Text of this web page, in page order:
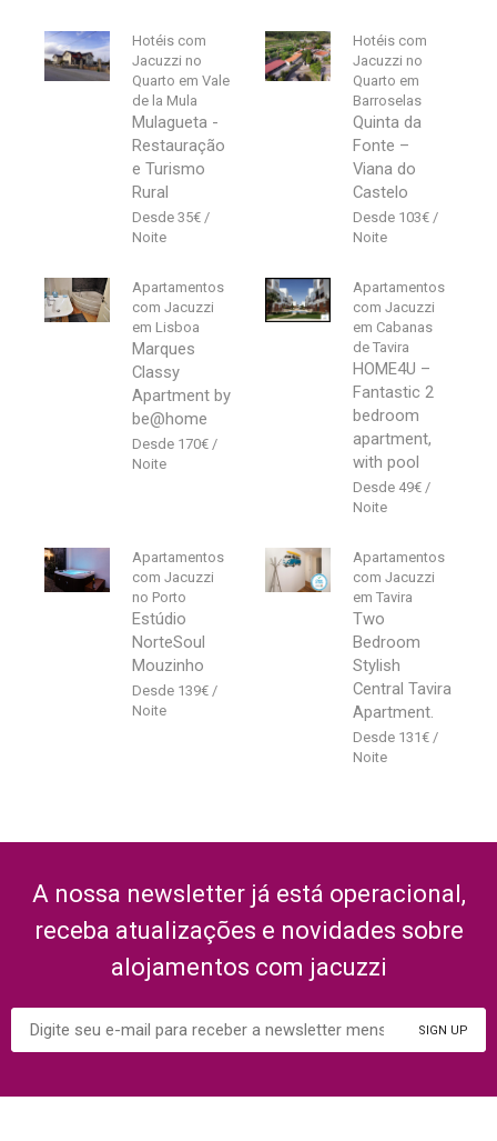
Hotéis com
Jacuzzi no
Quarto em Vale
de la Mula
Mulagueta -
Restauração
e Turismo
Rural
35€
Hotéis com
Jacuzzi no
Quarto em
Barroselas
Quinta da
Fonte –
Viana do
Castelo
103€
Apartamentos
com Jacuzzi
em Lisboa
Marques
Classy
Apartment by
be@home
170€
Apartamentos
com Jacuzzi
em Cabanas
de Tavira
HOME4U –
Fantastic 2
bedroom
apartment,
with pool
49€
Apartamentos
com Jacuzzi
no Porto
Estúdio
NorteSoul
Mouzinho
139€
Apartamentos
com Jacuzzi
em Tavira
Two
Bedroom
Stylish
Central Tavira
Apartment.
131€
A nossa newsletter já está operacional,
receba atualizações e novidades sobre
alojamentos com jacuzzi